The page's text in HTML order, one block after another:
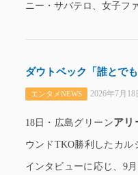
ニー・サバテロ、女子フ
ダウトベック「誰とでも
エンタメNEWS 2026年7月18
18日・広島グリーンアリ
ウンドTKO勝利したカル
インタビューに応じ、9